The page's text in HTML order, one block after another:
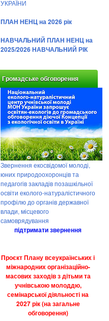
УКРАЇНИ
ПЛАН НЕНЦ на 2026 рік
НАВЧАЛЬНИЙ ПЛАН НЕНЦ на
2025/2026 НАВЧАЛЬНИЙ РІК
Громадське обговорення
Звернення екосвідомої молоді,
юних природоохоронців та
педагогів закладів позашкільної
освіти еколого-натуралістичного
профілю до органів державної
влади, місцевого
самоврядування
підтримати звернення
Проєкт Плану всеукраїнських і
міжнародних організаційно-
масових заходів з дітьми та
учнівською молоддю,
семінарської діяльності на
2027 рік (на загальне
обговорення)